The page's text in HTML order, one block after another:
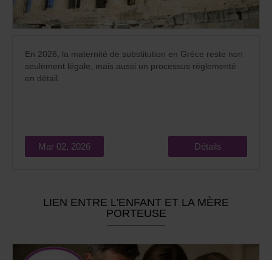
En 2026, la maternité de substitution en Grèce reste non
seulement légale, mais aussi un processus réglementé
en détail.
Mar 02, 2026 Détails
LIEN ENTRE L'ENFANT ET LA MÈRE
PORTEUSE